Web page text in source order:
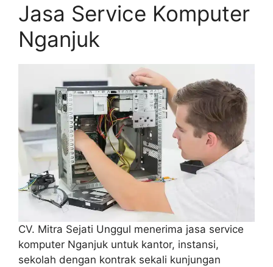
Jasa Service Komputer
Nganjuk
CV. Mitra Sejati Unggul menerima jasa service
komputer Nganjuk untuk kantor, instansi,
sekolah dengan kontrak sekali kunjungan